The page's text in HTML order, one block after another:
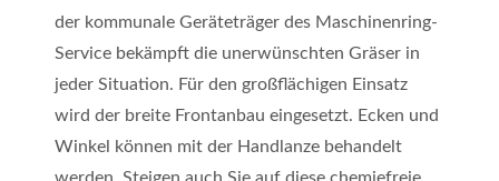
der kommunale Geräteträger des Maschinenring-
Service bekämpft die unerwünschten Gräser in
jeder Situation. Für den großflächigen Einsatz
wird der breite Frontanbau eingesetzt. Ecken und
Winkel können mit der Handlanze behandelt